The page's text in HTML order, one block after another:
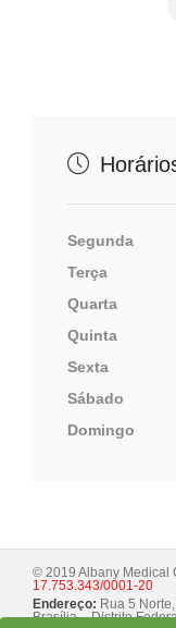
Endoscopia
Colposcopia
Ligadura
Segunda
Terça
Quarta
Quinta
Sexta
Sábado
Domingo
© 2019 Albany Medical
17.753.343/0001-20
Endereço: Rua 5
Brasília – Distrito